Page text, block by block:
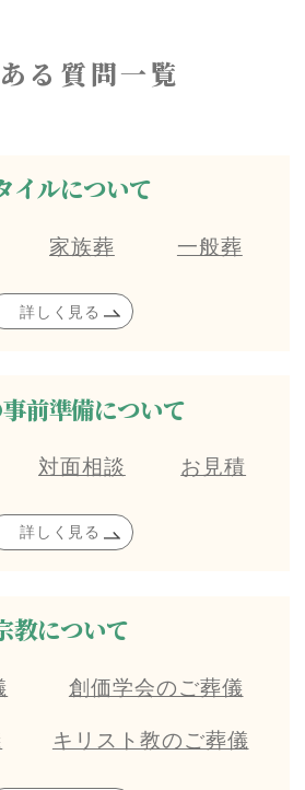
る質問一覧
イルについて
家族葬 一般葬
詳しく見る
前準備について
対面相談 お見積
詳しく見る
教について
創価学会のご葬儀
キリスト教のご葬儀